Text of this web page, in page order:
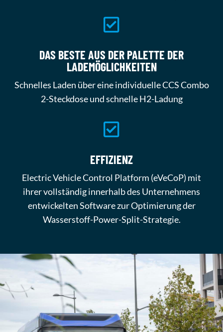

DAS BESTE AUS DER PALETTE DER
LADEMÖGLICHKEITEN
Schnelles Laden über eine individuelle CCS Combo
2-Steckdose und schnelle H2-Ladung

EFFIZIENZ
Electric Vehicle Control Platform (eVeCoP) mit
ihrer vollständig innerhalb des Unternehmens
entwickelten Software zur Optimierung der
Wasserstoff-Power-Split-Strategie.